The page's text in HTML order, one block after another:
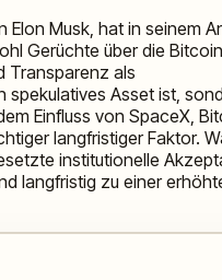
Musk, hat in seinem
Gerüchte über die
Transparenz als
spekulatives Asset ist,
Einfluss von SpaceX,
langfristiger Faktor.
institutionelle
langfristig zu einer